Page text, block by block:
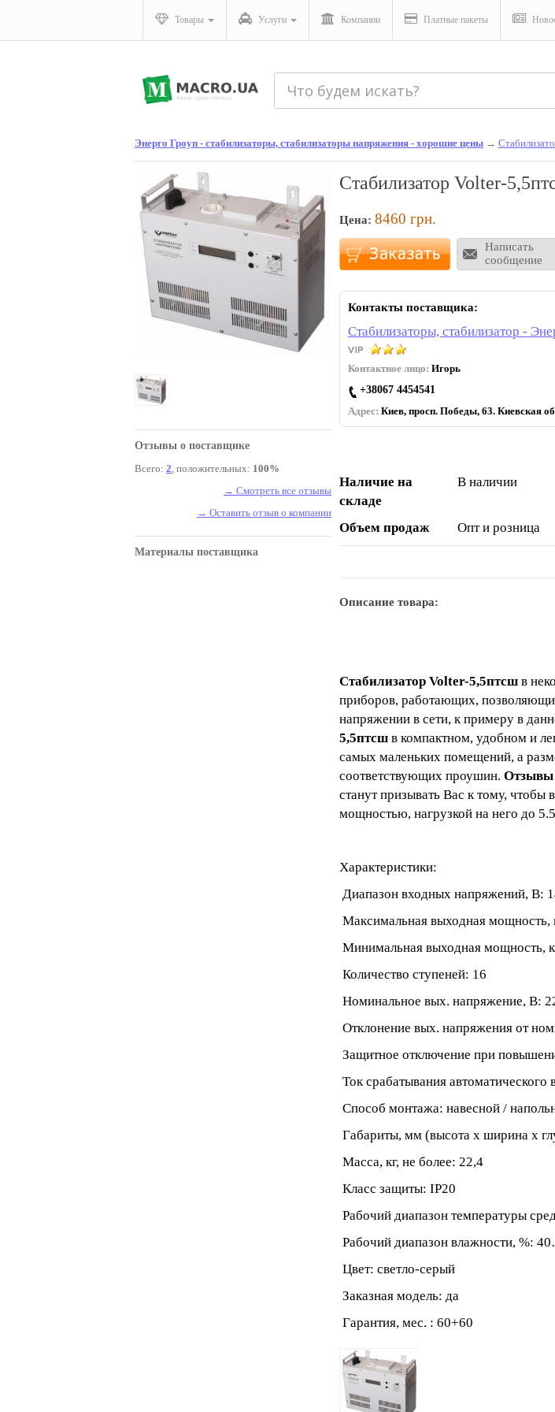
Товары Услуги Компании Платные пакеты
Энерго Гроуп - стабилизаторы, стабилизаторы напряжения - хорошие цены →
Отзывы о поставщике
Всего: 2, положительных: 100%
→ Смотреть все отзывы
→ Оставить отзыв о компании
Материалы поставщика
Стабилизатор Volter-
Цена: 8460 грн.
Написать
сообщение
Контакты поставщика:
Стабилизаторы, стабилизатор -
Контактное лицо: Игорь
+38067 4454541
Адрес: Киев, просп. Победы, 63. Киевская
Наличие на
складе
В наличии
Объем продаж Опт и розница
Описание товара:
Стабилизатор Volter-5,5птсш в
приборов, работающих,
напряжении в сети, к примеру в
5,5птсш в компактном, удобном и
самых маленьких помещений, а
соответствующих проушин. Отзывы
станут призывать Вас к тому,
мощностью, нагрузкой на него до
Характеристики:
Диапазон входных напряжений, В:
Максимальная выходная мощность,
Минимальная выходная мощность,
Количество ступеней: 16
Номинальное вых. напряжение, В:
Отклонение вых. напряжения от
Защитное отключение при
Ток срабатывания
Способ монтажа: навесной /
Габариты, мм (высота x ширина x
Масса, кг, не более: 22,4
Класс защиты: IP20
Рабочий диапазон температуры
Рабочий диапазон влажности, %:
Цвет: светло-серый
Заказная модель: да
Гарантия, мес. : 60+60